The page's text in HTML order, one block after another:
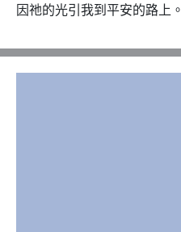
因祂的光引我到平安的路上。